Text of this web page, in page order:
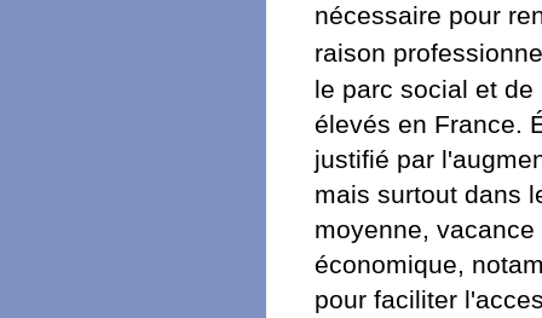
nécessaire pour
raison
le parc social et
élevés en France.
justifié par
mais surtout dans
moyenne,
économique,
pour faciliter